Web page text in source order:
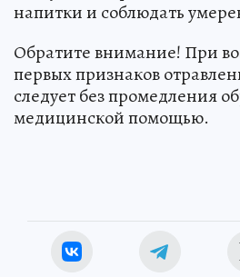
напитки и соблюдать
Обратите внимание! При
первых признаков
следует без промедления
медицинской помощью.